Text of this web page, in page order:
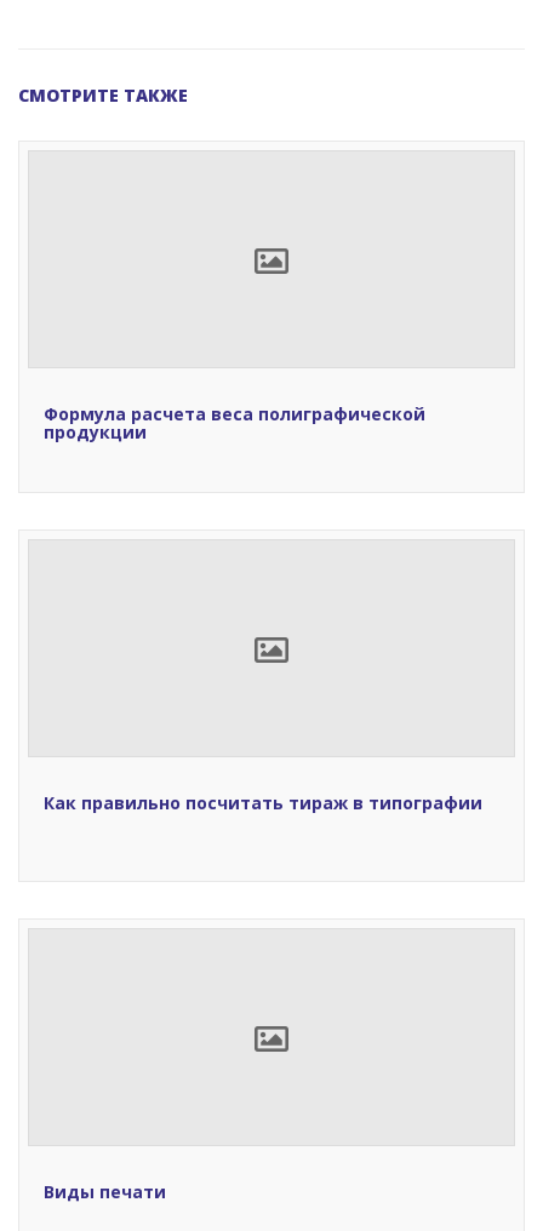
СМОТРИТЕ ТАКЖЕ
Формула расчета веса полиграфической
продукции
Как правильно посчитать тираж в типографии
Виды печати